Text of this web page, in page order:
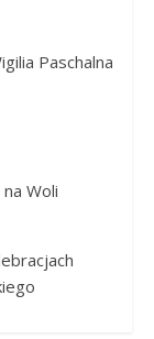
Paschalna
Woli